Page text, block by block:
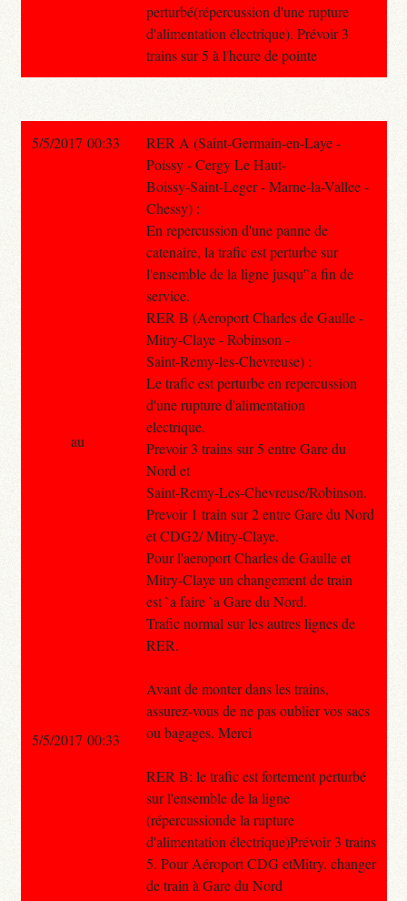
perturbé(répercussion d'une rupture
d'alimentation électrique). Prévoir 3
trains sur 5 à l'heure de pointe
5/5/2017 00:33
RER A (Saint-Germain-en-Laye -
Poissy - Cergy Le Haut-
Boissy-Saint-Leger - Marne-la-Vallee -
Chessy) :
En repercussion d'une panne de
catenaire, la trafic est perturbe sur
l'ensemble de la ligne jusqu'`a fin de
service.
RER B (Aeroport Charles de Gaulle -
Mitry-Claye - Robinson -
Saint-Remy-les-Chevreuse) :
Le trafic est perturbe en repercussion
d'une rupture d'alimentation
electrique.
Prevoir 3 trains sur 5 entre Gare du
Nord et
Saint-Remy-Les-Chevreuse/Robinson.
Prevoir 1 train sur 2 entre Gare du Nord
et CDG2/ Mitry-Claye.
Pour l'aeroport Charles de Gaulle et
Mitry-Claye un changement de train
est `a faire `a Gare du Nord.
Trafic normal sur les autres lignes de
RER.
Avant de monter dans les trains,
assurez-vous de ne pas oublier vos sacs
ou bagages. Merci
RER B: le trafic est fortement perturbé
sur l'ensemble de la ligne
(répercussionde la rupture
d'alimentation électrique)Prévoir 3 trains
5. Pour Aéroport CDG etMitry, changer
de train à Gare du Nord
au
5/5/2017 00:33